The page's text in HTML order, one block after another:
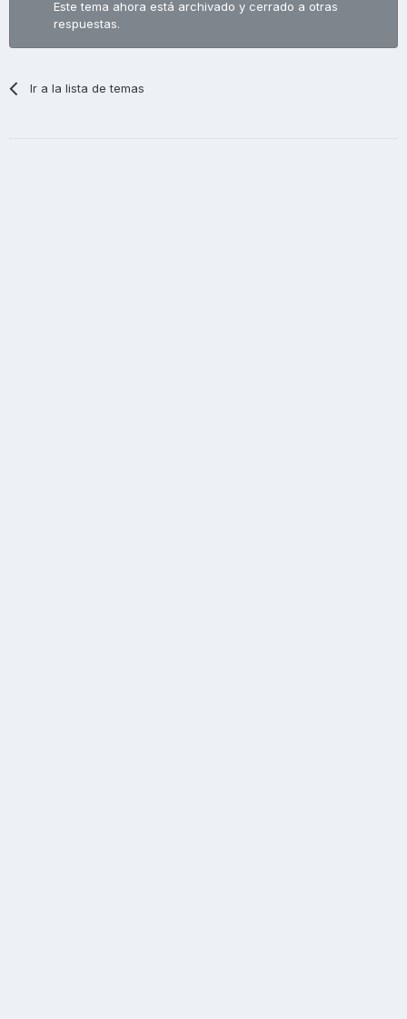
Este tema ahora está archivado y cerrado a otras
respuestas.
Ir a la lista de temas